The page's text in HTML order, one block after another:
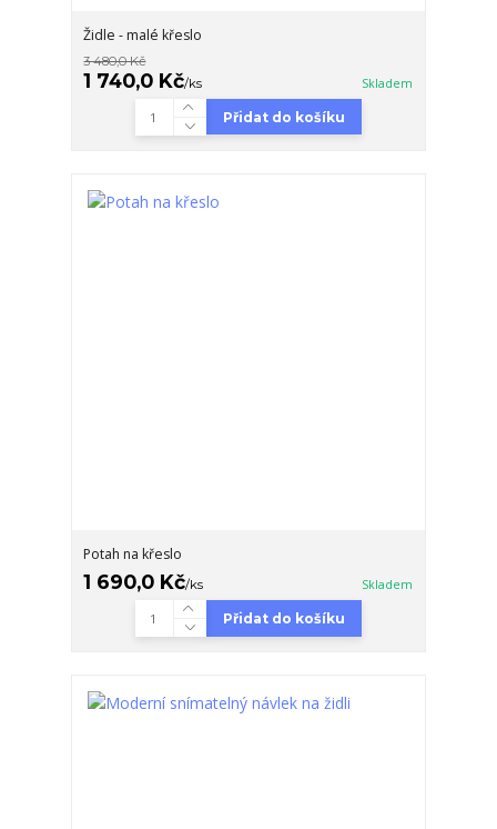
Židle - malé křeslo
3 480,0 Kč
1 740,0 Kč/ks Skladem
Přidat do košíku
Potah na křeslo
1 690,0 Kč/ks Skladem
Přidat do košíku